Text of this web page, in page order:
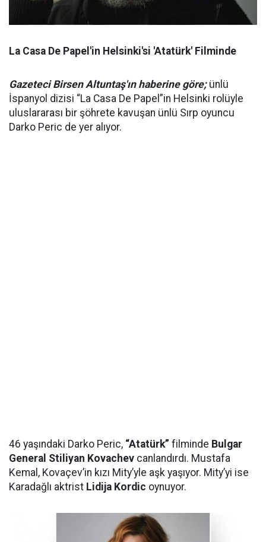
La Casa De Papel'in Helsinki'si 'Atatürk' Filminde
Gazeteci Birsen Altuntaş'ın haberine göre;ünlü
İspanyol dizisi “La Casa De Papel”in Helsinki rolüyle
uluslararası bir şöhrete kavuşan ünlü Sırp oyuncu
Darko Peric de yer alıyor.
46 yaşındaki Darko Peric, “Atatürk” filminde Bulgar
General Stiliyan Kovachev canlandırdı. Mustafa
Kemal, Kovaçev’in kızı Mity’yle aşk yaşıyor. Mity’yi ise
Karadağlı aktrist Lidija Kordic oynuyor.